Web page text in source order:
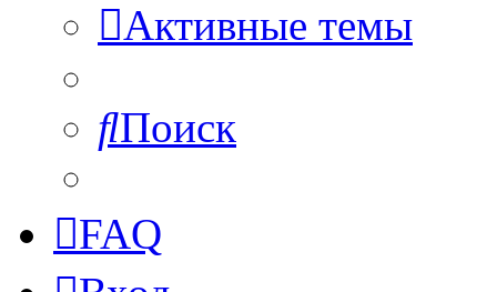
Активные темы
Поиск
FAQ